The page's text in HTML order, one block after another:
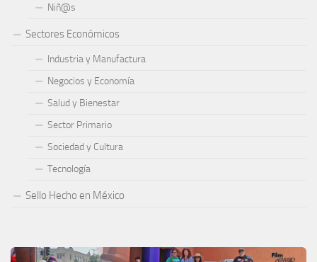
Niñ@s
Sectores Económicos
Industria y Manufactura
Negocios y Economía
Salud y Bienestar
Sector Primario
Sociedad y Cultura
Tecnología
Sello Hecho en México